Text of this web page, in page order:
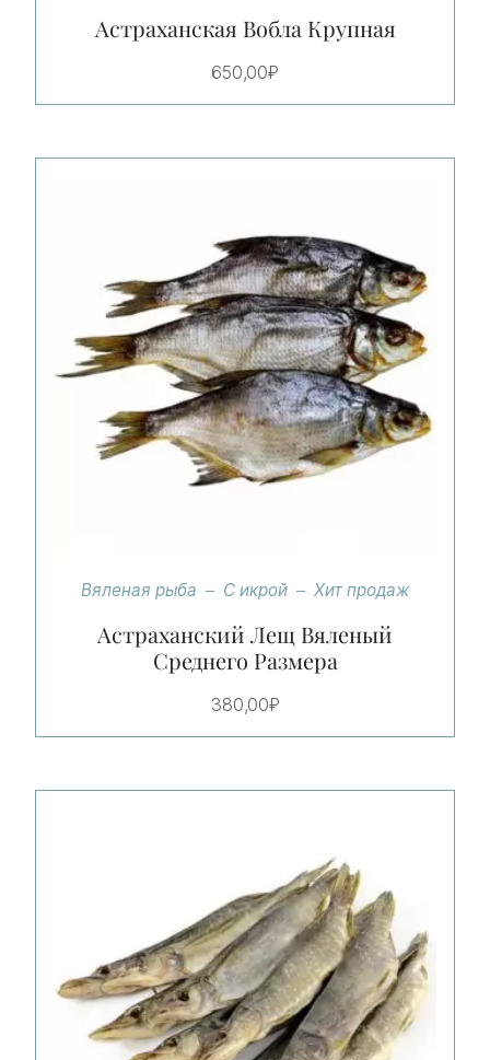
Астраханская Вобла Крупная
650,00₽
Вяленая рыба С икрой Хит продаж
Астраханский Лещ Вяленый
Среднего Размера
380,00₽